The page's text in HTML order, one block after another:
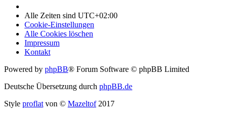
Alle Zeiten sind UTC+02:00
Cookie-Einstellungen
Alle Cookies löschen
Impressum
Kontakt
Powered by phpBB® Forum Software © phpBB Limited
Deutsche Übersetzung durch phpBB.de
Style proflat von © Mazeltof2017